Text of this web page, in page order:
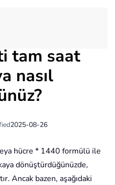
tam saat
nasıl
2025-08-26
hücre * 1440 formülü ile
dönüştürdüğünüzde,
Ancak bazen, aşağıdaki